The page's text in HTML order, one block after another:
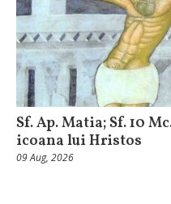
Sf. Ap. Matia; Sf. 10
icoana lui Hristos
09 Aug, 2026